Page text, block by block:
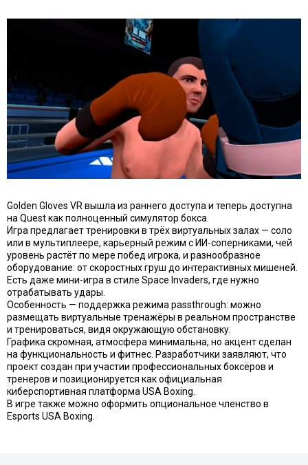
Golden Gloves VR вышла из раннего доступа и теперь доступна
на Quest как полноценный симулятор бокса.
Игра предлагает тренировки в трёх виртуальных залах — соло
или в мультиплеере, карьерный режим с ИИ-соперниками, чей
уровень растёт по мере побед игрока, и разнообразное
оборудование: от скоростных груш до интерактивных мишеней.
Есть даже мини-игра в стиле Space Invaders, где нужно
отрабатывать удары.
Особенность — поддержка режима passthrough: можно
размещать виртуальные тренажёры в реальном пространстве
и тренироваться, видя окружающую обстановку.
Графика скромная, атмосфера минимальна, но акцент сделан
на функциональность и фитнес. Разработчики заявляют, что
проект создан при участии профессиональных боксёров и
тренеров и позиционируется как официальная
киберспортивная платформа USA Boxing.
В игре также можно оформить опциональное членство в
Esports USA Boxing.